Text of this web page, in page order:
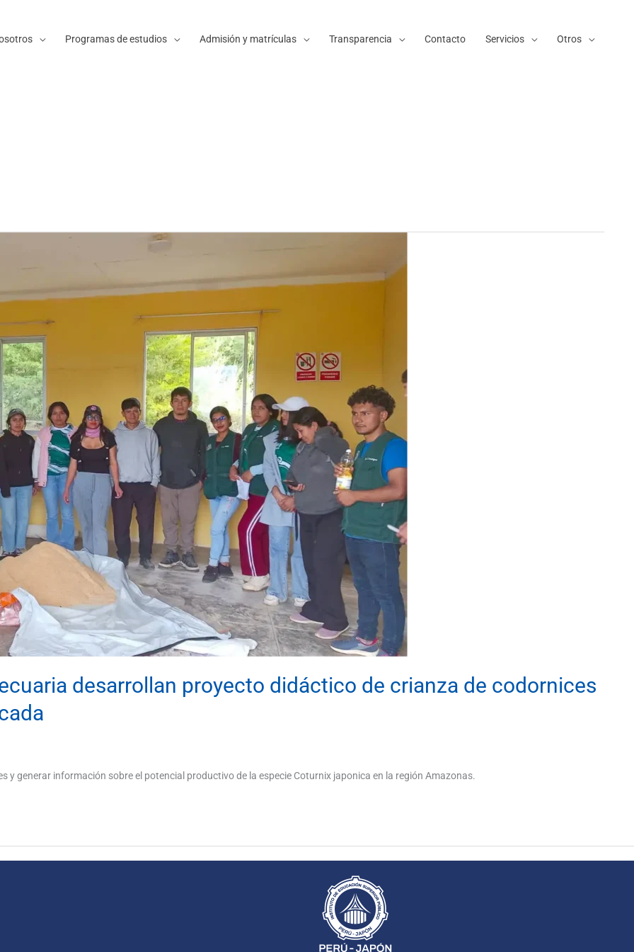
Programas de estudios Admisión y matrículas Transparencia Contacto Servicios Otros
desarrollan proyecto didáctico de crianza de codornices
generar información sobre el potencial productivo de la especie Coturnix japonica en la región Amazonas.